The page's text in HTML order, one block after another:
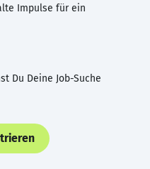
Impulse für ein
Du Deine Job-Suche